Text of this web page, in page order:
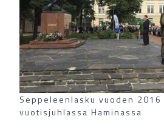
Seppeleenlasku vuoden 2016
vuotisjuhlassa Haminassa